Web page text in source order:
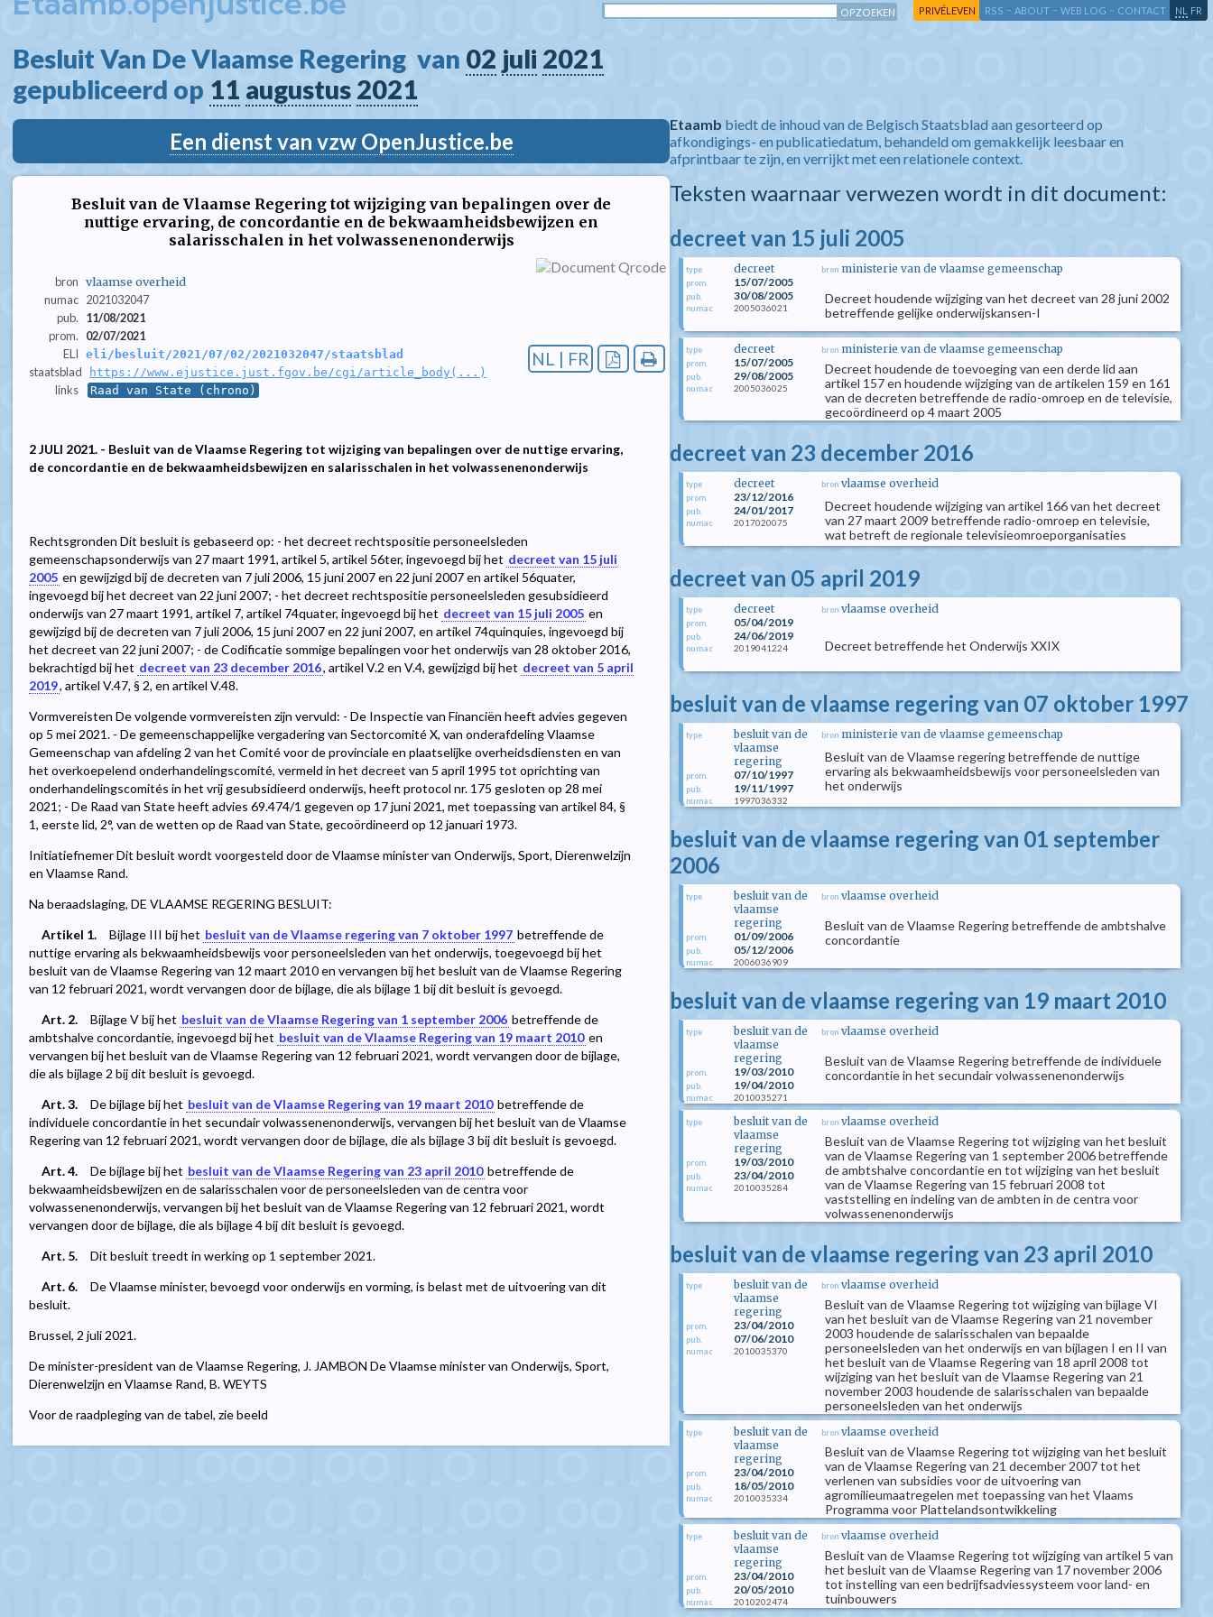
PRIVÉLEVEN RSS - ABOUT - WEB LOG - CONTACT NL FR
Besluit Van De Vlaamse Regering  van 02 juli 2021
gepubliceerd op 11 augustus 2021
Een dienst van vzw OpenJustice.be
Besluit van de Vlaamse Regering tot wijziging van bepalingen over de
nuttige ervaring, de concordantie en de bekwaamheidsbewijzen en
salarisschalen in het volwassenenonderwijs
bron vlaamse overheid
numac 2021032047
pub.
11/08/2021
prom.
02/07/2021
ELI eli/besluit/2021/07/02/2021032047/staatsblad
staatsblad https://www.ejustice.just.fgov.be/cgi/article_body(...)
links Raad van State (chrono)
NL | FR
2 JULI 2021. - Besluit van de Vlaamse Regering tot wijziging van bepalingen over de nuttige ervaring,
de concordantie en de bekwaamheidsbewijzen en salarisschalen in het volwassenenonderwijs
Rechtsgronden Dit besluit is gebaseerd op: - het decreet rechtspositie personeelsleden
gemeenschapsonderwijs van 27 maart 1991, artikel 5, artikel 56ter, ingevoegd bij het decreet van 15 juli
2005 en gewijzigd bij de decreten van 7 juli 2006, 15 juni 2007 en 22 juni 2007 en artikel 56quater,
ingevoegd bij het decreet van 22 juni 2007; - het decreet rechtspositie personeelsleden gesubsidieerd
onderwijs van 27 maart 1991, artikel 7, artikel 74quater, ingevoegd bij het decreet van 15 juli 2005 en
gewijzigd bij de decreten van 7 juli 2006, 15 juni 2007 en 22 juni 2007, en artikel 74quinquies, ingevoegd bij
het decreet van 22 juni 2007; - de Codificatie sommige bepalingen voor het onderwijs van 28 oktober 2016,
bekrachtigd bij het decreet van 23 december 2016, artikel V.2 en V.4, gewijzigd bij het decreet van 5 april
2019, artikel V.47, § 2, en artikel V.48.
Vormvereisten De volgende vormvereisten zijn vervuld: - De Inspectie van Financiën heeft advies gegeven
op 5 mei 2021. - De gemeenschappelijke vergadering van Sectorcomité X, van onderafdeling Vlaamse
Gemeenschap van afdeling 2 van het Comité voor de provinciale en plaatselijke overheidsdiensten en van
het overkoepelend onderhandelingscomité, vermeld in het decreet van 5 april 1995 tot oprichting van
onderhandelingscomités in het vrij gesubsidieerd onderwijs, heeft protocol nr. 175 gesloten op 28 mei
2021; - De Raad van State heeft advies 69.474/1 gegeven op 17 juni 2021, met toepassing van artikel 84, §
1, eerste lid, 2°, van de wetten op de Raad van State, gecoördineerd op 12 januari 1973.
Initiatiefnemer Dit besluit wordt voorgesteld door de Vlaamse minister van Onderwijs, Sport, Dierenwelzijn
en Vlaamse Rand.
Na beraadslaging, DE VLAAMSE REGERING BESLUIT:
Artikel 1.
Bijlage III bij het besluit van de Vlaamse regering van 7 oktober 1997 betreffende de
nuttige ervaring als bekwaamheidsbewijs voor personeelsleden van het onderwijs, toegevoegd bij het
besluit van de Vlaamse Regering van 12 maart 2010 en vervangen bij het besluit van de Vlaamse Regering
van 12 februari 2021, wordt vervangen door de bijlage, die als bijlage 1 bij dit besluit is gevoegd.
Art. 2.
Bijlage V bij het besluit van de Vlaamse Regering van 1 september 2006 betreffende de
ambtshalve concordantie, ingevoegd bij het besluit van de Vlaamse Regering van 19 maart 2010 en
vervangen bij het besluit van de Vlaamse Regering van 12 februari 2021, wordt vervangen door de bijlage,
die als bijlage 2 bij dit besluit is gevoegd.
Art. 3.
De bijlage bij het besluit van de Vlaamse Regering van 19 maart 2010 betreffende de
individuele concordantie in het secundair volwassenenonderwijs, vervangen bij het besluit van de Vlaamse
Regering van 12 februari 2021, wordt vervangen door de bijlage, die als bijlage 3 bij dit besluit is gevoegd.
Art. 4.
De bijlage bij het besluit van de Vlaamse Regering van 23 april 2010 betreffende de
bekwaamheidsbewijzen en de salarisschalen voor de personeelsleden van de centra voor
volwassenenonderwijs, vervangen bij het besluit van de Vlaamse Regering van 12 februari 2021, wordt
vervangen door de bijlage, die als bijlage 4 bij dit besluit is gevoegd.
Art. 5.
Dit besluit treedt in werking op 1 september 2021.
Art. 6.
De Vlaamse minister, bevoegd voor onderwijs en vorming, is belast met de uitvoering van dit
besluit.
Brussel, 2 juli 2021.
De minister-president van de Vlaamse Regering, J. JAMBON De Vlaamse minister van Onderwijs, Sport,
Dierenwelzijn en Vlaamse Rand, B. WEYTS
Voor de raadpleging van de tabel, zie beeld
Etaamb biedt de inhoud van de Belgisch Staatsblad aan gesorteerd op
afkondigings- en publicatiedatum, behandeld om gemakkelijk leesbaar en
afprintbaar te zijn, en verrijkt met een relationele context.
Teksten waarnaar verwezen wordt in dit document:
decreet van 15 juli 2005
type decreet
prom. 15/07/2005
pub. 30/08/2005
numac 2005036021
bron ministerie van de vlaamse gemeenschap
Decreet houdende wijziging van het decreet van 28 juni 2002
betreffende gelijke onderwijskansen-I
type decreet
prom. 15/07/2005
pub. 29/08/2005
numac 2005036025
bron ministerie van de vlaamse gemeenschap
Decreet houdende de toevoeging van een derde lid aan
artikel 157 en houdende wijziging van de artikelen 159 en 161
van de decreten betreffende de radio-omroep en de televisie,
gecoördineerd op 4 maart 2005
decreet van 23 december 2016
type decreet
prom. 23/12/2016
pub. 24/01/2017
numac 2017020075
bron vlaamse overheid
Decreet houdende wijziging van artikel 166 van het decreet
van 27 maart 2009 betreffende radio-omroep en televisie,
wat betreft de regionale televisieomroeporganisaties
decreet van 05 april 2019
type decreet
prom. 05/04/2019
pub. 24/06/2019
numac 2019041224
bron vlaamse overheid
Decreet betreffende het Onderwijs XXIX
besluit van de vlaamse regering van 07 oktober 1997
type
besluit van de
vlaamse
regering
prom. 07/10/1997
pub. 19/11/1997
numac 1997036332
bron ministerie van de vlaamse gemeenschap
Besluit van de Vlaamse regering betreffende de nuttige
ervaring als bekwaamheidsbewijs voor personeelsleden van
het onderwijs
besluit van de vlaamse regering van 01 september
2006
type
besluit van de
vlaamse
regering
prom. 01/09/2006
pub. 05/12/2006
numac 2006036909
bron vlaamse overheid
Besluit van de Vlaamse Regering betreffende de ambtshalve
concordantie
besluit van de vlaamse regering van 19 maart 2010
type
besluit van de
vlaamse
regering
prom. 19/03/2010
pub. 19/04/2010
numac 2010035271
bron vlaamse overheid
Besluit van de Vlaamse Regering betreffende de individuele
concordantie in het secundair volwassenenonderwijs
type
besluit van de
vlaamse
regering
prom. 19/03/2010
pub. 23/04/2010
numac 2010035284
bron vlaamse overheid
Besluit van de Vlaamse Regering tot wijziging van het besluit
van de Vlaamse Regering van 1 september 2006 betreffende
de ambtshalve concordantie en tot wijziging van het besluit
van de Vlaamse Regering van 15 februari 2008 tot
vaststelling en indeling van de ambten in de centra voor
volwassenenonderwijs
besluit van de vlaamse regering van 23 april 2010
type
besluit van de
vlaamse
regering
prom. 23/04/2010
pub. 07/06/2010
numac 2010035370
bron vlaamse overheid
Besluit van de Vlaamse Regering tot wijziging van bijlage VI
van het besluit van de Vlaamse Regering van 21 november
2003 houdende de salarisschalen van bepaalde
personeelsleden van het onderwijs en van bijlagen I en II van
het besluit van de Vlaamse Regering van 18 april 2008 tot
wijziging van het besluit van de Vlaamse Regering van 21
november 2003 houdende de salarisschalen van bepaalde
personeelsleden van het onderwijs
type
besluit van de
vlaamse
regering
prom. 23/04/2010
pub. 18/05/2010
numac 2010035334
bron vlaamse overheid
Besluit van de Vlaamse Regering tot wijziging van het besluit
van de Vlaamse Regering van 21 december 2007 tot het
verlenen van subsidies voor de uitvoering van
agromilieumaatregelen met toepassing van het Vlaams
Programma voor Plattelandsontwikkeling
type
besluit van de
vlaamse
regering
prom. 23/04/2010
pub. 20/05/2010
numac 2010202474
bron vlaamse overheid
Besluit van de Vlaamse Regering tot wijziging van artikel 5 van
het besluit van de Vlaamse Regering van 17 november 2006
tot instelling van een bedrijfsadviessysteem voor land- en
tuinbouwers